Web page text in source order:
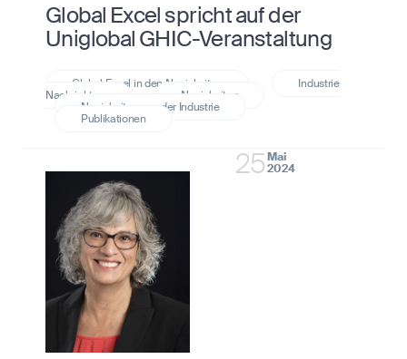
Global Excel spricht auf der
Uniglobal GHIC-Veranstaltung
25Mai
2024